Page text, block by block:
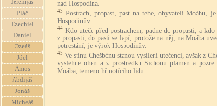
Jeremjáš
Pláč
Ezechiel
Daniel
Ozeáš
Jóel
Ámos
Abdijáš
Jonáš
Micheáš
nad Hospodina.
43
Postrach, propast, past na tebe, obyvateli Moábu,
Hospodinův.
44 Kdo uteče před postrachem, padne do propasti, a kdo
z propasti, do pasti se lapí, protože na něj, na Moába
potrestání, je výrok Hospodinův.
45 Ve stínu Chešbónu stanou vysílení utečenci, avšak z
vyšlehne oheň a z prostředku Síchonu plamen a pozře
Moába, temeno hřmotícího lidu.